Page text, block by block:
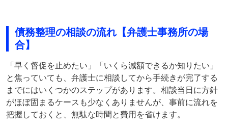
債務整理の相談の流れ【弁護士事務所の場
合】
「早く督促を止めたい」「いくら減額できるか知りたい」
と焦っていても、弁護士に相談してから手続きが完了する
までにはいくつかのステップがあります。相談当日に方針
がほぼ固まるケースも少なくありませんが、事前に流れを
把握しておくと、無駄な時間と費用を省けます。